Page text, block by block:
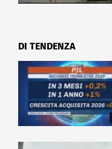
DI TENDENZA